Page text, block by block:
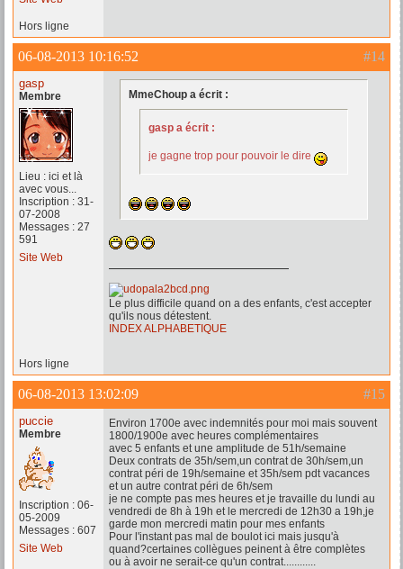
Hors ligne
#14
06-08-2013 10:16:52
gasp
Membre
Lieu : ici et là
avec vous...
Inscription : 31-
07-2008
Messages : 27
591
Site Web
MmeChoup a écrit :
gasp a écrit :
je gagne trop pour pouvoir le dire
Le plus difficile quand on a des enfants, c'est accepter
qu'ils nous détestent.
INDEX ALPHABETIQUE
Hors ligne
#15
06-08-2013 13:02:09
puccie
Membre
Inscription : 06-
05-2009
Messages : 607
Site Web
Environ 1700e avec indemnités pour moi mais souvent
1800/1900e avec heures complémentaires
avec 5 enfants et une amplitude de 51h/semaine
Deux contrats de 35h/sem,un contrat de 30h/sem,un
contrat péri de 19h/semaine et 35h/sem pdt vacances
et un autre contrat péri de 6h/sem
je ne compte pas mes heures et je travaille du lundi au
vendredi de 8h à 19h et le mercredi de 12h30 a 19h,je
garde mon mercredi matin pour mes enfants
Pour l'instant pas mal de boulot ici mais jusqu'à
quand?certaines collègues peinent à être complètes
ou à avoir ne serait-ce qu'un contrat............